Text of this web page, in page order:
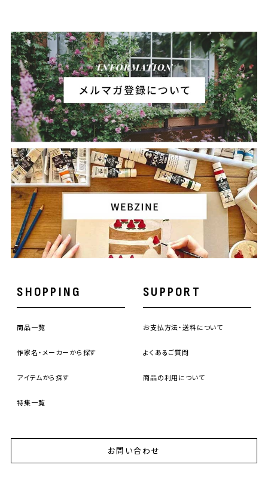
SHOPPING
商品一覧
作家名・メーカーから探す
アイテムから探す
特集一覧
SUPPORT
お支払方法・送料について
よくあるご質問
商品の利用について
お問い合わせ